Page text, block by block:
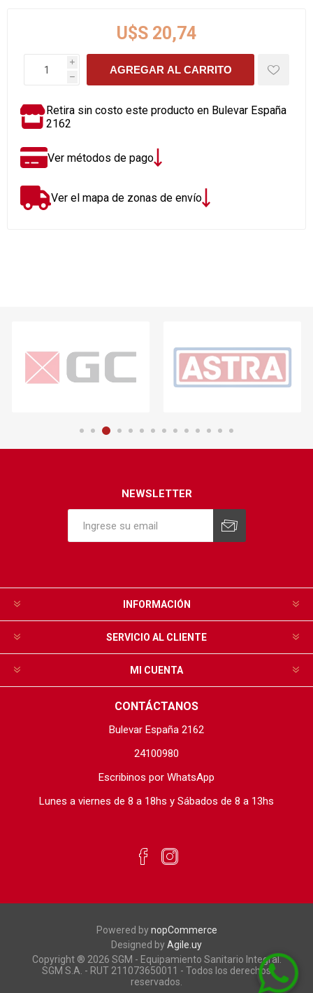
U$S 20,74
i
h
AGREGAR AL CARRITO
Retira sin costo este producto en Bulevar España
2162
Ver métodos de pago
Ver el mapa de zonas de envío
NEWSLETTER
INFORMACIÓN
SERVICIO AL CLIENTE
MI CUENTA
CONTÁCTANOS
Bulevar España 2162
24100980
Escribinos por WhatsApp
Lunes a viernes de 8 a 18hs y Sábados de 8 a 13hs
Powered bynopCommerce
Designed byAgile.uy
Copyright ® 2026 SGM - Equipamiento Sanitario Integral.
SGM S.A. - RUT 211073650011 - Todos los derechos
reservados.